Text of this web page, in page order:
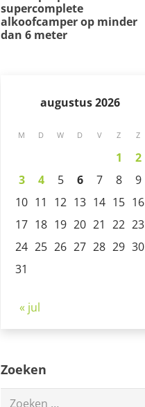
supercomplete
alkoofcamper op minder
dan 6 meter
augustus 2026
M D W D V Z Z
1
2
3
4 5 6 7 8
9
10 11 12 13 14 15 16
17 18 19 20 21 22 23
24 25 26 27 28 29 30
31
« jul
Zoeken
Zoeken